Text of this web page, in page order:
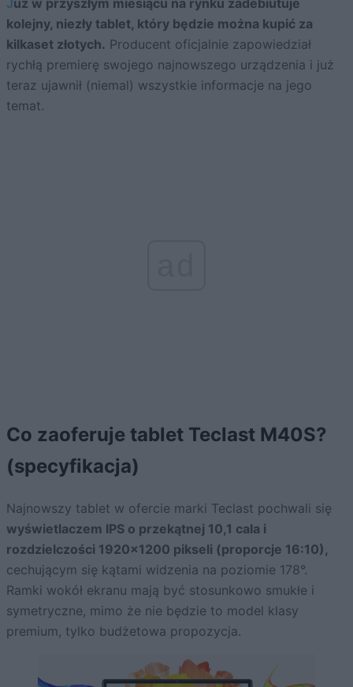
kolejny, niezły tablet, który będzie można kupić za
kilkaset złotych. Producent oficjalnie zapowiedział
rychłą premierę swojego najnowszego urządzenia i już
teraz ujawnił (niemal) wszystkie informacje na jego
temat.
Co zaoferuje tablet Teclast M40S?
(specyfikacja)
Najnowszy tablet w ofercie marki Teclast pochwali się
wyświetlaczem IPS o przekątnej 10,1 cala i
rozdzielczości 1920×1200 pikseli (proporcje 16:10),
cechującym się kątami widzenia na poziomie 178°.
Ramki wokół ekranu mają być stosunkowo smukłe i
symetryczne, mimo że nie będzie to model klasy
premium, tylko budżetowa propozycja.